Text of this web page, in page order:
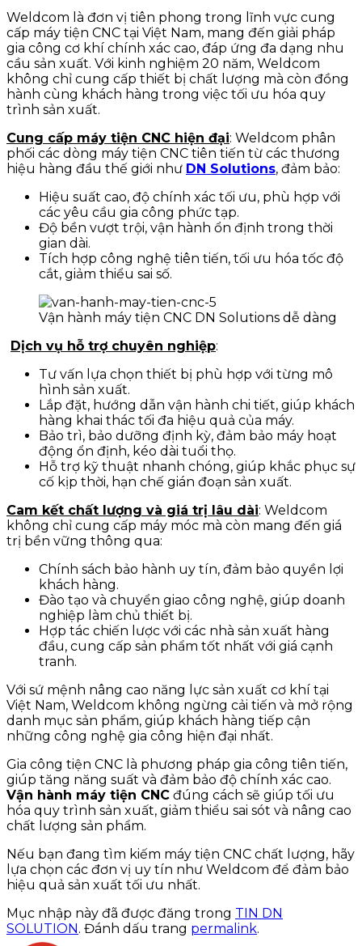
Weldcom là đơn vị tiên phong trong lĩnh vực cung
cấp máy tiện CNC tại Việt Nam, mang đến giải pháp
gia công cơ khí chính xác cao, đáp ứng đa dạng nhu
cầu sản xuất. Với kinh nghiệm 20 năm, Weldcom
không chỉ cung cấp thiết bị chất lượng mà còn đồng
hành cùng khách hàng trong việc tối ưu hóa quy
trình sản xuất.
Cung cấp máy tiện CNC hiện đại: Weldcom phân
phối các dòng máy tiện CNC tiên tiến từ các thương
hiệu hàng đầu thế giới như DN Solutions, đảm bảo:
Hiệu suất cao, độ chính xác tối ưu, phù hợp với
các yêu cầu gia công phức tạp.
Độ bền vượt trội, vận hành ổn định trong thời
gian dài.
Tích hợp công nghệ tiên tiến, tối ưu hóa tốc độ
cắt, giảm thiểu sai số.
Vận hành máy tiện CNC DN Solutions dễ dàng
Dịch vụ hỗ trợ chuyên nghiệp:
Tư vấn lựa chọn thiết bị phù hợp với từng mô
hình sản xuất.
Lắp đặt, hướng dẫn vận hành chi tiết, giúp khách
hàng khai thác tối đa hiệu quả của máy.
Bảo trì, bảo dưỡng định kỳ, đảm bảo máy hoạt
động ổn định, kéo dài tuổi thọ.
Hỗ trợ kỹ thuật nhanh chóng, giúp khắc phục sự
cố kịp thời, hạn chế gián đoạn sản xuất.
Cam kết chất lượng và giá trị lâu dài: Weldcom
không chỉ cung cấp máy móc mà còn mang đến giá
trị bền vững thông qua:
Chính sách bảo hành uy tín, đảm bảo quyền lợi
khách hàng.
Đào tạo và chuyển giao công nghệ, giúp doanh
nghiệp làm chủ thiết bị.
Hợp tác chiến lược với các nhà sản xuất hàng
đầu, cung cấp sản phẩm tốt nhất với giá cạnh
tranh.
Với sứ mệnh nâng cao năng lực sản xuất cơ khí tại
Việt Nam, Weldcom không ngừng cải tiến và mở rộng
danh mục sản phẩm, giúp khách hàng tiếp cận
những công nghệ gia công hiện đại nhất.
Gia công tiện CNC là phương pháp gia công tiên tiến,
giúp tăng năng suất và đảm bảo độ chính xác cao.
Vận hành máy tiện CNC đúng cách sẽ giúp tối ưu
hóa quy trình sản xuất, giảm thiểu sai sót và nâng cao
chất lượng sản phẩm.
Nếu bạn đang tìm kiếm máy tiện CNC chất lượng, hãy
lựa chọn các đơn vị uy tín như Weldcom để đảm bảo
hiệu quả sản xuất tối ưu nhất.
Mục nhập này đã được đăng trong TIN DN
SOLUTION. Đánh dấu trang permalink.